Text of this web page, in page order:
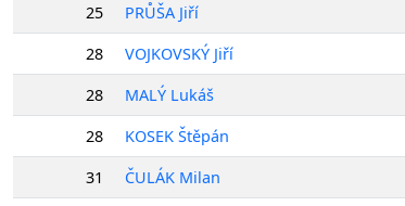
25
PRŮŠA Jiří
28
VOJKOVSKÝ Jiří
28
MALÝ Lukáš
28
KOSEK Štěpán
31
ČULÁK Milan